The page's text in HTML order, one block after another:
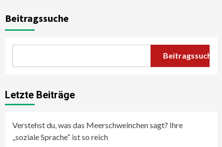
Beitragssuche
Beitragssuche
Letzte Beiträge
Verstehst du, was das Meerschweinchen sagt? Ihre
„soziale Sprache“ ist so reich